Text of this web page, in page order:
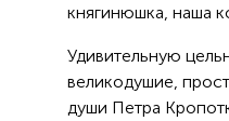
княгинюшка, наша
Удивительную
великодушие,
души Петра